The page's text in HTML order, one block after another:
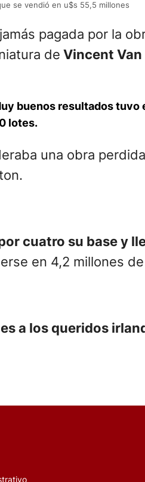
se vendió en u$s 55,5 millones
pagada por la
de Vincent Van
buenos resultados tuvo
lotes.
una obra
cuatro su base y
en 4,2 millones
a los queridos